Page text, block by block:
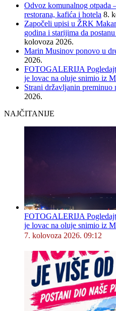
Odvoz komunalnog otpada
restorana, kafića i hotela 8.
Započeli upisi u ŽRK
godina i starijima da
kolovoza 2026.
Marin Musinov ponovo u
2026.
FOTOGALERIJA
je lovac na oluje snimio iz
Strani državljanin preminuo
2026.
NAJČITANIJE
FOTOGALERIJA
je lovac na oluje snimio iz
7. kolovoza 2026. 09:12